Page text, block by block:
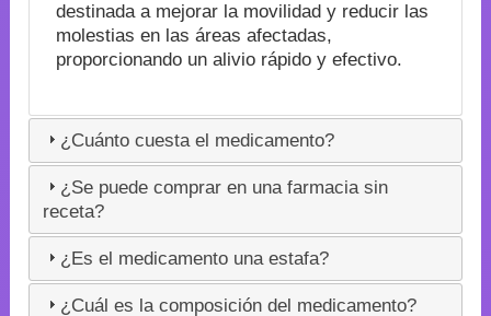
destinada a mejorar la movilidad y reducir las
molestias en las áreas afectadas,
proporcionando un alivio rápido y efectivo.
¿Cuánto cuesta el medicamento?
¿Se puede comprar en una farmacia sin
receta?
¿Es el medicamento una estafa?
¿Cuál es la composición del medicamento?